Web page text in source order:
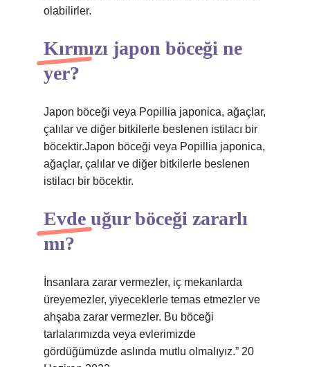
olabilirler.
Kırmızı japon böceği ne
yer?
Japon böceği veya Popillia japonica, ağaçlar,
çalılar ve diğer bitkilerle beslenen istilacı bir
böcektir.Japon böceği veya Popillia japonica,
ağaçlar, çalılar ve diğer bitkilerle beslenen
istilacı bir böcektir.
Evde uğur böceği zararlı
mı?
İnsanlara zarar vermezler, iç mekanlarda
üreyemezler, yiyeceklerle temas etmezler ve
ahşaba zarar vermezler. Bu böceği
tarlalarımızda veya evlerimizde
gördüğümüzde aslında mutlu olmalıyız.” 20